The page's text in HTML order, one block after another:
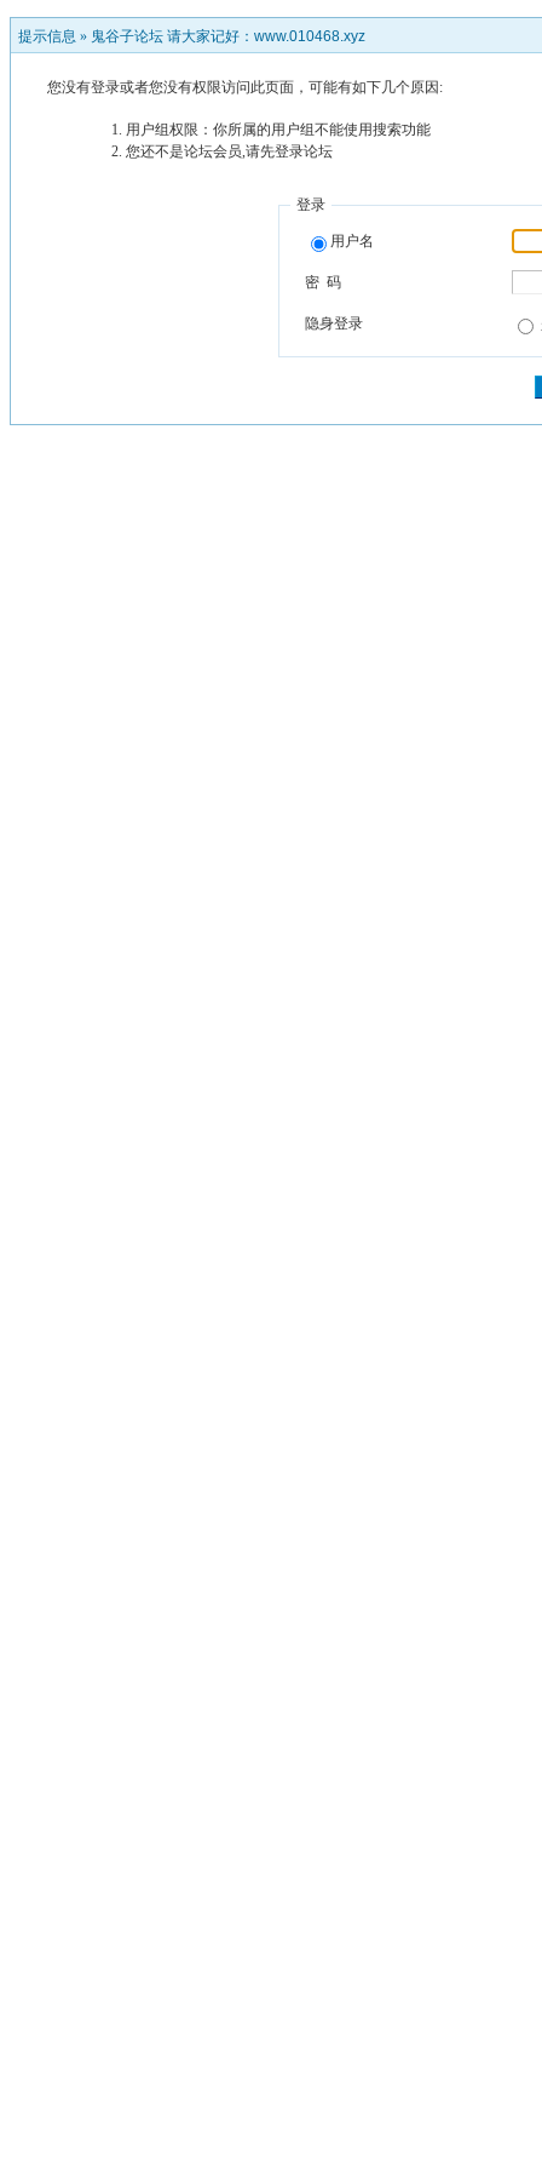
提示信息 » 鬼谷子论坛 请大家记好：www.010468.xyz
您没有登录或者您没有权限访问此页面，可能有如下几个原因:
用户组权限：你所属的用户组不能使用搜索功能
您还不是论坛会员,请先登录论坛
登录
用户名
密 码
隐身登录